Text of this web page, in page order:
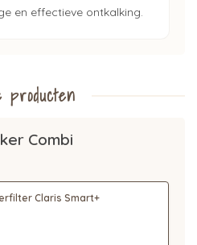
en effectieve ontkalking.
producten
Combi
Claris Smart+